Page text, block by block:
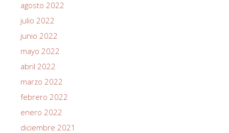
agosto 2022
julio 2022
junio 2022
mayo 2022
abril 2022
marzo 2022
febrero 2022
enero 2022
diciembre 2021